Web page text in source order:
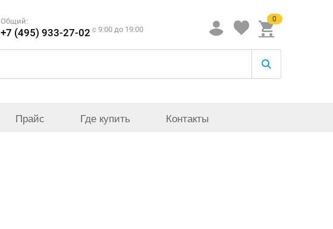
Общий:
+7 (495) 933-27-02 c 9:00 до 19:00
0
Прайс Где купить Контакты